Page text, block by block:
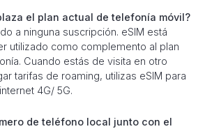
el plan actual de telefonía móvil?
a ninguna suscripción. eSIM está
utilizado como complemento al plan
Cuando estás de visita en otro
tarifas de roaming, utilizas eSIM para
4G/ 5G.
de teléfono local junto con el